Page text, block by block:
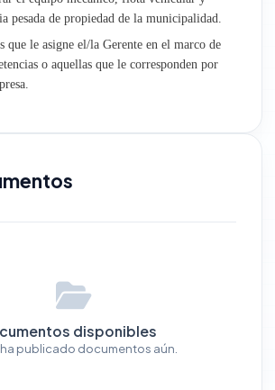
pesada de propiedad de la municipalidad.
que le asigne el/la Gerente en el marco de
o aquellas que le corresponden por
disponibles
publicado documentos aún.